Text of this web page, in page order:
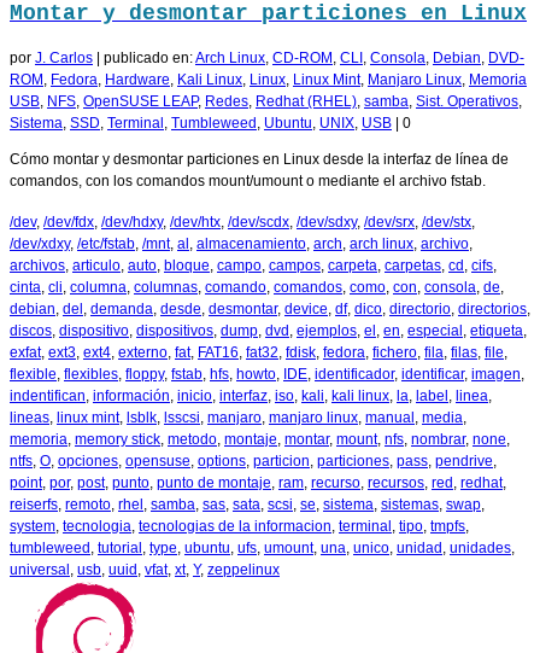
Montar y desmontar particiones en Linux
por J. Carlos publicado en:Arch Linux, CD-ROM , CLI , Consola, Debian, DVD-
ROM , Fedora, Hardware, Kali Linux, Linux, Linux Mint, Manjaro Linux, Memoria
USB, NFS, OpenSUSE LEAP, Redes, Redhat (RHEL), samba, Sist. Operativos,
Sistema, SSD, Terminal , Tumbleweed , Ubuntu, UNIX, USB 0
Cómo montar y desmontar particiones en Linux desde la interfaz de línea de
comandos, con los comandos mount/umount o mediante el archivo fstab.
/dev, /dev/fdx, /dev/hdxy, /dev/htx, /dev/scdx, /dev/sdxy, /dev/srx, /dev/stx,
/dev/xdxy, /etc/fstab, /mnt, al , almacenamiento, arch, arch linux, archivo,
archivos, articulo, auto, bloque, campo, campos, carpeta, carpetas, cd , cifs,
cinta, cli, columna, columnas, comando, comandos, como, con, consola, de,
debian, del , demanda, desde, desmontar, device, df, dico, directorio, directorios,
discos, dispositivo, dispositivos, dump, dvd , ejemplos, el , en, especial , etiqueta,
exfat, ext3, ext4, externo, fat, FAT16, fat32, fdisk, fedora, fichero, fila, filas, file,
flexible, flexibles, floppy, fstab, hfs, howto, IDE, identificador, identificar, imagen,
indentifican, información, inicio, interfaz, iso, kali, kali linux, la, label , linea,
lineas, linux mint, lsblk, lsscsi, manjaro, manjaro linux, manual , media,
memoria, memory stick, metodo, montaje, montar, mount, nfs, nombrar, none,
ntfs, O, opciones, opensuse, options, particion, particiones, pass, pendrive,
point, por, post, punto, punto de montaje, ram, recurso, recursos, red , redhat,
reiserfs, remoto, rhel , samba, sas, sata, scsi, se, sistema, sistemas, swap,
system, tecnologia, tecnologias de la informacion, terminal , tipo, tmpfs,
tumbleweed , tutorial , type, ubuntu, ufs, umount, una, unico, unidad , unidades,
universal , usb, uuid , vfat, xt, Y, zeppelinux